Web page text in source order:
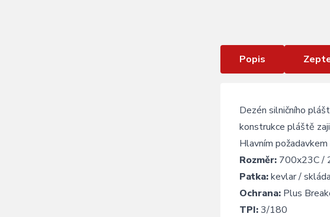
Popis
Dezén silničního
konstrukce pláště
Hlavním
Rozměr: 700x23C /
Patka:kevlar /
Ochrana: Plus
TPI:3/180